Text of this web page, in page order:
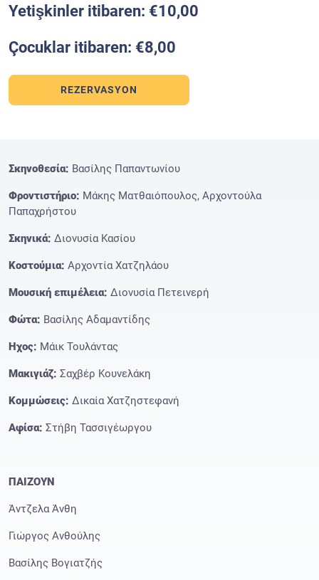
Yetişkinler itibaren: €10,00
Çocuklar itibaren: €8,00
REZERVASYON
Σκηνοθεσία: Βασίλης Παπαντωνίου
Φροντιστήριο: Μάκης Ματθαιόπουλος, Αρχοντούλα
Παπαχρήστου
Σκηνικά: Διονυσία Κασίου
Κοστούμια: Αρχοντία Χατζηλάου
Μουσική επιμέλεια: Διονυσία Πετεινερή
Φώτα: Βασίλης Αδαμαντίδης
Ηχος: Μάικ Τουλάντας
Μακιγιάζ: Σαχβέρ Κουνελάκη
Κομμώσεις: Δικαία Χατζηστεφανή
Αφίσα: Στήβη Τασσιγέωργου
ΠΑΙΖΟΥΝ
Άντζελα Άνθη
Γιώργος Ανθούλης
Βασίλης Βογιατζής